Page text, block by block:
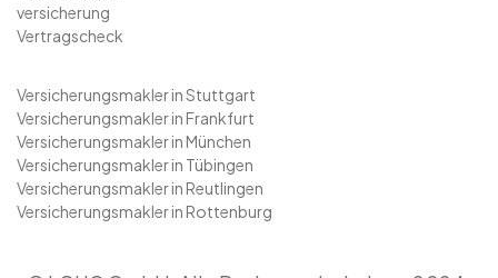
versicherung
Vertragscheck
Versicherungsmakler in Stuttgart
Versicherungsmakler in Frankfurt
Versicherungsmakler in München
Versicherungsmakler in Tübingen
Versicherungsmakler in Reutlingen
Versicherungsmakler in Rottenburg